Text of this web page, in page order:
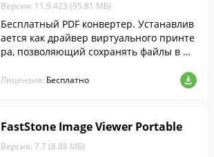
Версия: 11.9.423 (95.81 МБ)
Бесплатный PDF конвертер. Устанавлив
ается как драйвер виртуального принте
ра, позволяющий сохранять файлы в фо
е поддерживает функцию печати.
Лицензия: Бесплатно
FastStone Image Viewer Portable
Версия: 7.7 (8.88 МБ)